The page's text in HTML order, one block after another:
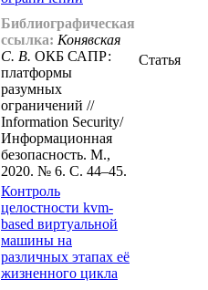
Библиографическая
ссылка: Конявская
С. В. ОКБ САПР:
платформы
разумных
ограничений //
Information Security/
Информационная
безопасность. М.,
2020. № 6. С. 44–45.
Статья
Контроль
целостности kvm-
based виртуальной
машины на
различных этапах её
жизненного цикла